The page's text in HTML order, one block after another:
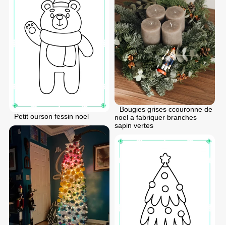
Petit ourson fessin noel
Bougies grises ccouronne de
noel a fabriquer branches
sapin vertes